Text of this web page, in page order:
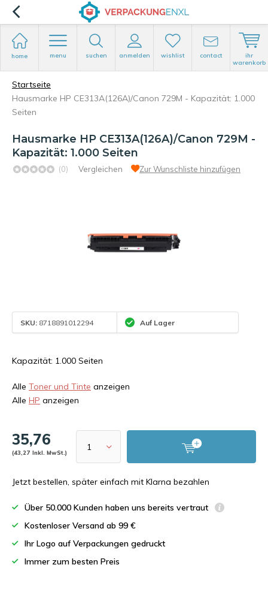
home menu suchen anmelden wishlist contact
ihr
warenkorb
Startseite
Hausmarke HP CE313A(126A)/Canon 729M - Kapazität: 1.000
Seiten
Hausmarke HP CE313A(126A)/Canon 729M -
Kapazität: 1.000 Seiten
(0) Vergleichen Zur Wunschliste hinzufügen
SKU: 8718891012294 Auf Lager
Kapazität: 1.000 Seiten
Alle Toner und Tinte anzeigen
Alle HP anzeigen
35,76
(43,27 Inkl. MwSt.)
Jetzt bestellen, später einfach mit Klarna bezahlen
Über 50.000 Kunden haben uns bereits vertraut
Kostenloser Versand ab 99 €
Ihr Logo auf Verpackungen gedruckt
Immer zum besten Preis